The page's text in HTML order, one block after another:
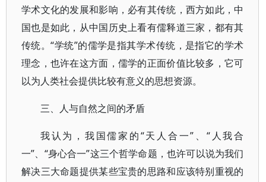
学术文化的发展和影响，必有其传统，西方如此，中
国也是如此，从中国历史上看有儒释道三家，都有其
传统。“学统”的儒学是指其学术传统，是指它的学术
理念，也许在这方面，儒学的正面价值比较多，它可
以为人类社会提供比较有意义的思想资源。
三、人与自然之间的矛盾
我认为，我国儒家的“天人合一”、“人我合
一”、“身心合一”这三个哲学命题，也许可以说为我们
解决三大命题提供某些宝贵的思路和应该特别重视的